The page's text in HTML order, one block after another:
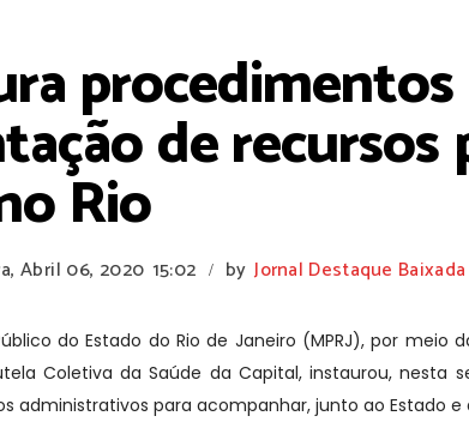
de
Rio
Abril 06, 2020 15:02 / by Jornal Destaque Baixada
do Estado do Rio de Janeiro (MPRJ), por meio
Coletiva da Saúde da Capital, instaurou, nesta
administrativos para acompanhar, junto ao Estado e